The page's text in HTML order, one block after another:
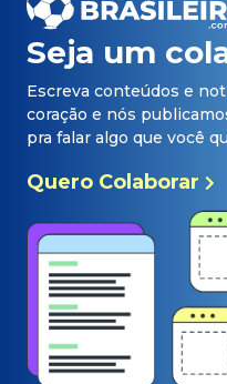
Seja um
Escreva conteúdos e
coração e nós
pra falar algo que você
Quero Colaborar